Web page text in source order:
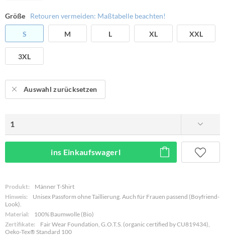
Größe Retouren vermeiden: Maßtabelle beachten!
S M L XL XXL
3XL
Auswahl zurücksetzen
ins Einkaufswagerl
Produkt:
Männer T-Shirt
Hinweis:
Unisex Passform ohne Taillierung. Auch für Frauen passend (Boyfriend-
Look).
Material:
100% Baumwolle (Bio)
Zertifikate:
Fair Wear Foundation, G.O.T.S. (organic certified by CU819434),
Oeko-Tex® Standard 100